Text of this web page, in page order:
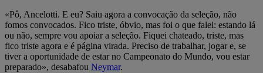
«Pô, Ancelotti. E eu? Saiu agora a convocação da seleção, não
fomos convocados. Fico triste, óbvio, mas foi o que falei: estando lá
ou não, sempre vou apoiar a seleção. Fiquei chateado, triste, mas
fico triste agora e é página virada. Preciso de trabalhar, jogar e, se
tiver a oportunidade de estar no Campeonato do Mundo, vou estar
preparado», desabafou Neymar.